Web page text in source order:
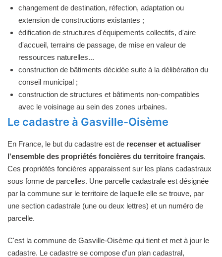
changement de destination, réfection, adaptation ou
extension de constructions existantes ;
édification de structures d'équipements collectifs, d'aire
d'accueil, terrains de passage, de mise en valeur de
ressources naturelles...
construction de bâtiments décidée suite à la délibération du
conseil municipal ;
construction de structures et bâtiments non-compatibles
avec le voisinage au sein des zones urbaines.
Le cadastre à Gasville-Oisème
En France, le but du cadastre est de recenser et actualiser
l'ensemble des propriétés foncières du territoire français.
Ces propriétés foncières apparaissent sur les plans cadastraux
sous forme de parcelles. Une parcelle cadastrale est désignée
par la commune sur le territoire de laquelle elle se trouve, par
une section cadastrale (une ou deux lettres) et un numéro de
parcelle.
C'est la commune de Gasville-Oisème qui tient et met à jour le
cadastre. Le cadastre se compose d'un plan cadastral,